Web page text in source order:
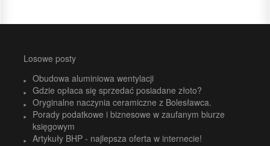
Losowe posty
Obudowa aluminiowa wentylacji
Gdzie opłaca się sprzedać posiadane złoto?
Oryginalne naczynia ceramiczne z Bolesławca.
Porady podatkowe i biznesowe w zaufanym biurze
księgowym
Artykuły BHP - najlepsza oferta w internecie!